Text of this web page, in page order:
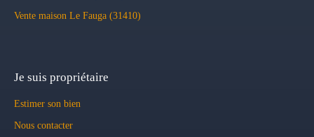
Vente maison Le Fauga (31410)
Je suis propriétaire
Estimer son bien
Nous contacter